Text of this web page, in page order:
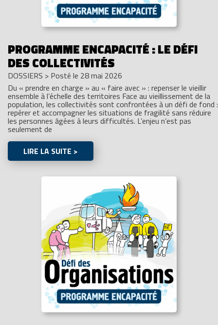
PROGRAMME ENCAPACITÉ : LE DÉFI
DES COLLECTIVITÉS
DOSSIERS > Posté le 28 mai 2026
Du « prendre en charge » au « faire avec » : repenser le vieillir
ensemble à l’échelle des territoires Face au vieillissement de la
population, les collectivités sont confrontées à un défi de fond :
repérer et accompagner les situations de fragilité sans réduire
les personnes âgées à leurs difficultés. L’enjeu n’est pas
seulement de
LIRE LA SUITE >